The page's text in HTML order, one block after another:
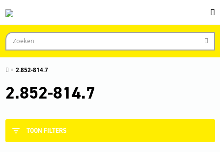
2.852-814.7
2.852-814.7
TOON FILTERS